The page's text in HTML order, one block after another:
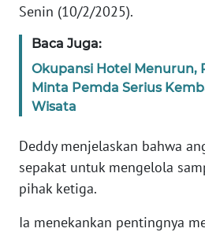
Senin (10/2/2025).
Baca Juga:
Okupansi Hotel Menurun,
Minta Pemda Serius
Wisata
Deddy menjelaskan bahwa
sepakat untuk mengelola
pihak ketiga.
Ia menekankan pentingnya
WN
SUMUT
WN
JAKARTA
JABAR
WN